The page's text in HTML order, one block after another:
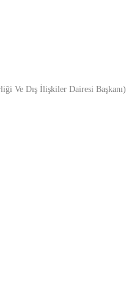
Ve Dış İlişkiler Dairesi Başkanı)